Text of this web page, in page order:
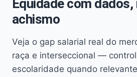
Equidade com dados,
achismo
Veja o gap salarial real do
raça e interseccional —
escolaridade quando